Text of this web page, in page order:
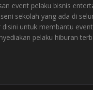
event pelaku bisnis
sekolah yang ada di
disini untuk membantu
pelaku hiburan